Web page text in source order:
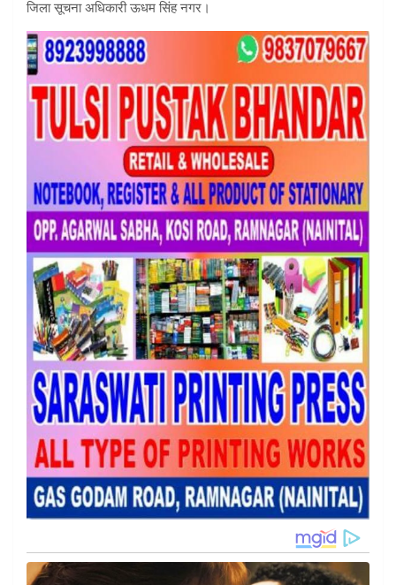
जिला सूचना अधिकारी ऊधम सिंह नगर।